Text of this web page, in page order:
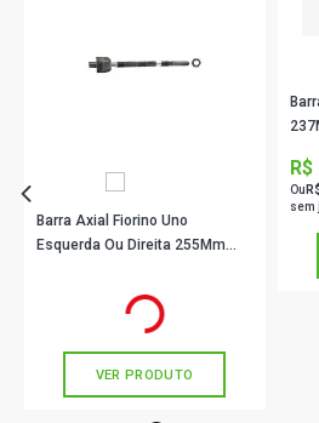
Barra Axial Fiorino Uno
Esquerda Ou Direita 255Mm
em até 1x de
VER PRODUTO
Ou
sem